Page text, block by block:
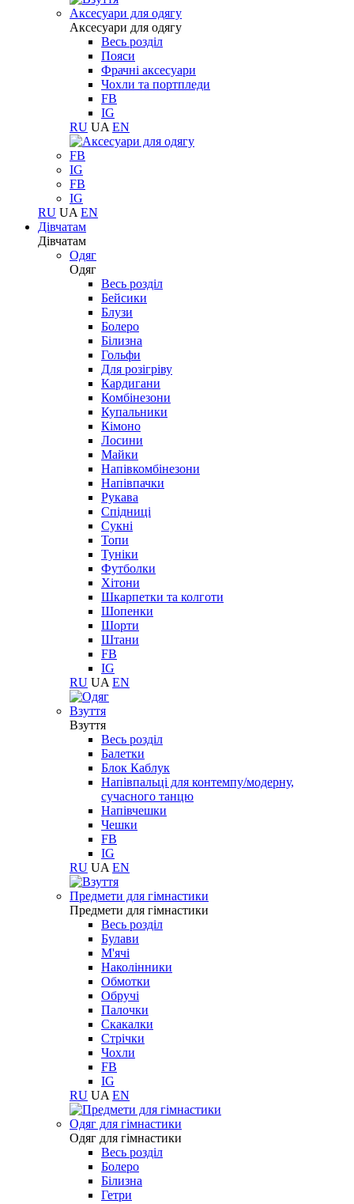
Aксесуари для одягу
Aксесуари для одягу
Весь розділ
Пояси
Фрачні аксесуари
Чохли та портпледи
FB
IG
RU UA EN
FB
IG
FB
IG
RU UA EN
Дівчатам
Дівчатам
Одяг
Одяг
Весь розділ
Бейсики
Блузи
Болеро
Білизна
Гольфи
Для розігріву
Кардигани
Комбінезони
Купальники
Кімоно
Лосини
Майки
Напівкомбінезони
Напівпачки
Рукава
Спідниці
Сукні
Топи
Туніки
Футболки
Хітони
Шкарпетки та колготи
Шопенки
Шорти
Штани
FB
IG
RU UA EN
Взуття
Взуття
Весь розділ
Балетки
Блок Каблук
Напівпальці для контемпу/модерну,
сучасного танцю
Напівчешки
Чешки
FB
IG
RU UA EN
Предмети для гімнастики
Предмети для гімнастики
Весь розділ
Булави
М'ячі
Наколінники
Обмотки
Обручі
Палочки
Скакалки
Стрічки
Чохли
FB
IG
RU UA EN
Одяг для гімнастики
Одяг для гімнастики
Весь розділ
Болеро
Білизна
Гетри